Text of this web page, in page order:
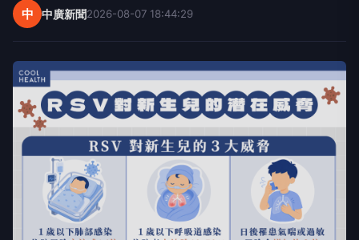
中 中廣新聞2026-08-07 18:44:29